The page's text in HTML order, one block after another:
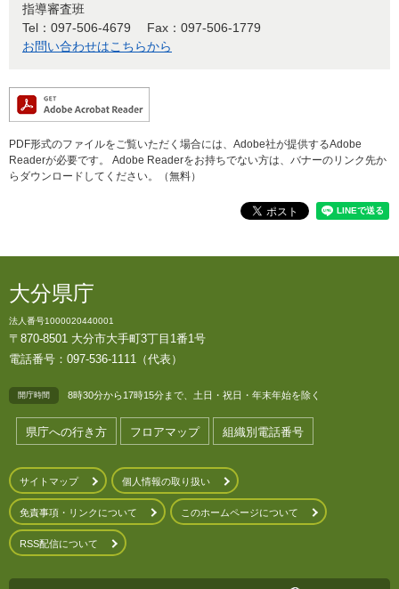
指導審査班
Tel：097-506-4679
Fax：097-506-1779
お問い合わせはこちらから
PDF形式のファイルをご覧いただく場合には、Adobe社が提供するAdobe
Readerが必要です。
Adobe Readerをお持ちでない方は、バナーのリンク先か
らダウンロードしてください。（無料）
大分県庁
法人番号1000020440001
〒870-8501 大分市大手町3丁目1番1号
電話番号：097-536-1111（代表）
開庁時間 8時30分から17時15分まで、土日・祝日・年末年始を除く
県庁への行き方 フロアマップ 組織別電話番号
サイトマップ 個人情報の取り扱い
免責事項・リンクについて このホームページについて
RSS配信について